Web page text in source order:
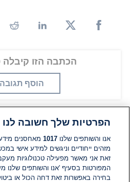
הכתבה הזו קיבלה 0 תגובות
הוסף תגובה
תגובות
אין עדיין תגובות. היה הראשון
הפרטיות שלך חשובה לנו
אנו והשותפים שלנו1017 מאחסנים מידע
מזהים ייחודיים וניגשים למידע אישי
זאת אני מאשר מפעילה טכנולוגיות
המפורטות בסעיף 'אנו והשותפים שלנו
בחירה באפשרות זאת דחה הכול או